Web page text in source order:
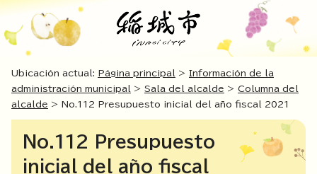
Ubicación actual: Página principal > Información de la
administración municipal
> Sala del alcalde > Columna del
alcalde > No.112 Presupuesto inicial del año fiscal 2021
No.112 Presupuesto
inicial del año fiscal